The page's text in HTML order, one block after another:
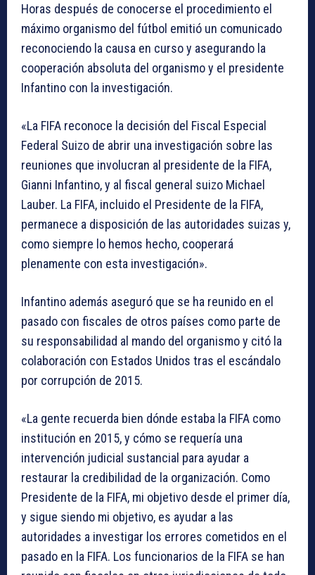
Horas después de conocerse el procedimiento el
máximo organismo del fútbol emitió un comunicado
reconociendo la causa en curso y asegurando la
cooperación absoluta del organismo y el presidente
Infantino con la investigación.
«La FIFA reconoce la decisión del Fiscal Especial
Federal Suizo de abrir una investigación sobre las
reuniones que involucran al presidente de la FIFA,
Gianni Infantino, y al fiscal general suizo Michael
Lauber. La FIFA, incluido el Presidente de la FIFA,
permanece a disposición de las autoridades suizas y,
como siempre lo hemos hecho, cooperará
plenamente con esta investigación».
Infantino además aseguró que se ha reunido en el
pasado con fiscales de otros países como parte de
su responsabilidad al mando del organismo y citó la
colaboración con Estados Unidos tras el escándalo
por corrupción de 2015.
«La gente recuerda bien dónde estaba la FIFA como
institución en 2015, y cómo se requería una
intervención judicial sustancial para ayudar a
restaurar la credibilidad de la organización. Como
Presidente de la FIFA, mi objetivo desde el primer día,
y sigue siendo mi objetivo, es ayudar a las
autoridades a investigar los errores cometidos en el
pasado en la FIFA. Los funcionarios de la FIFA se han